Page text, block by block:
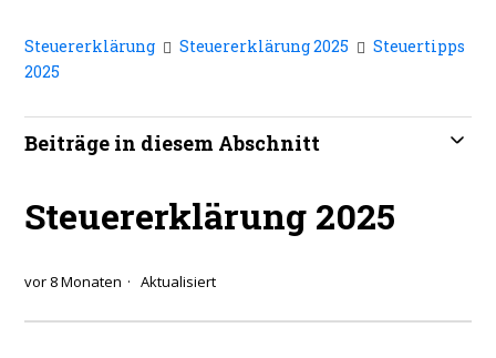
Steuererklärung Steuererklärung 2025
Steuertipps
2025
Beiträge in diesem Abschnitt
Steuererklärung 2025
vor 8 Monaten Aktualisiert